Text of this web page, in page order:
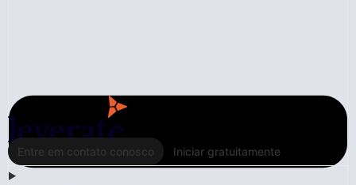
Entre em contato conosco Iniciar gratuitamente